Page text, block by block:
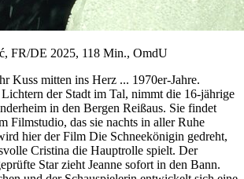
FR/DE 2025, 118 Min., OmdU
Kuss mitten ins Herz ... 1970er-Jahre.
der Stadt im Tal, nimmt die 16-jährige
in den Bergen Reißaus. Sie findet
Filmstudio, das sie nachts in aller Ruhe
hier der Film Die Schneekönigin gedreht,
Cristina die Hauptrolle spielt. Der
Star zieht Jeanne sofort in den Bann.